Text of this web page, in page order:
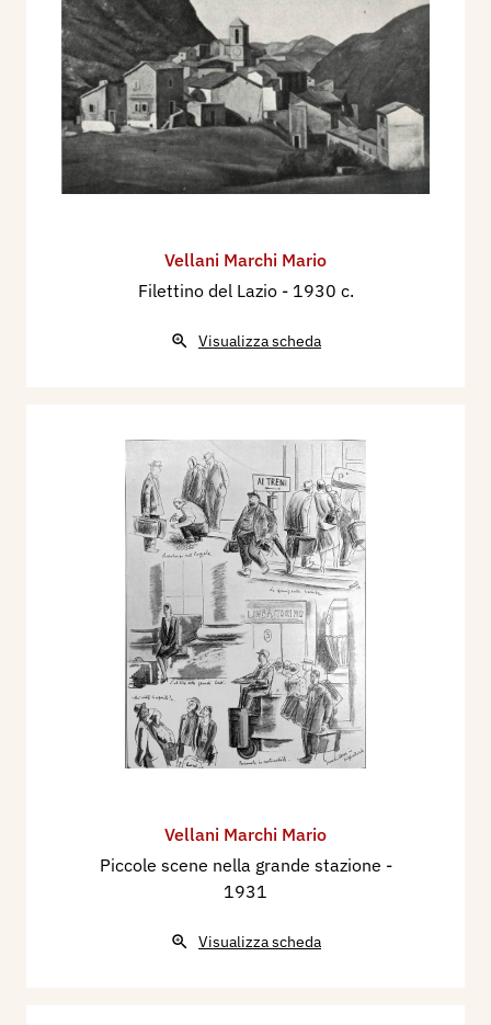
Vellani Marchi Mario
Filettino del Lazio - 1930 c.
Visualizza scheda
Vellani Marchi Mario
Piccole scene nella grande stazione -
1931
Visualizza scheda